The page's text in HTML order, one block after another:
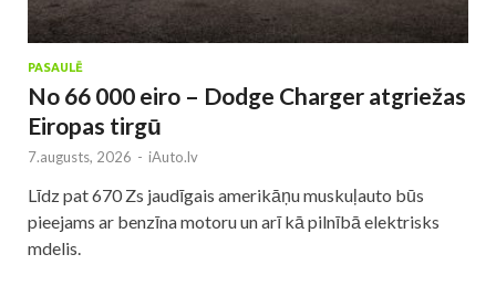
PASAULĒ
No 66 000 eiro – Dodge Charger atgriežas
Eiropas tirgū
7.augusts, 2026 - iAuto.lv
Līdz pat 670 Zs jaudīgais amerikāņu muskuļauto būs
pieejams ar benzīna motoru un arī kā pilnībā elektrisks
mdelis.